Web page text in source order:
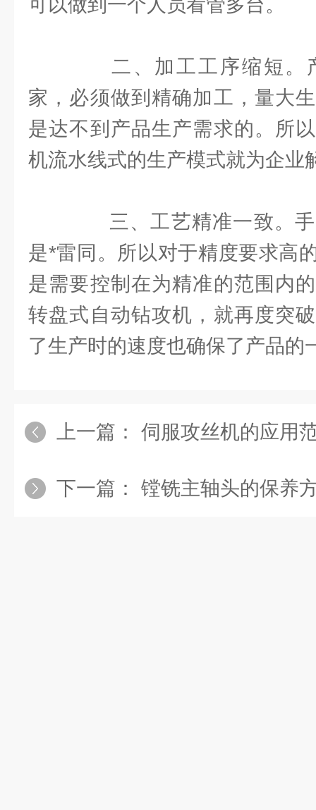
可以做到一个人员看管多台。
二、加工工序缩短。
家，必须做到精确加工，量大
是达不到产品生产需求的。所
机流水线式的生产模式就为企业
三、工艺精准一致。手
是*雷同。所以对于精度要求高
是需要控制在为精准的范围内
转盘式自动钻攻机，就再度突
了生产时的速度也确保了产品的
上一篇： 伺服攻丝机的应用
下一篇： 镗铣主轴头的保养